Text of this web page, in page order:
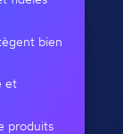
bien
et
produits